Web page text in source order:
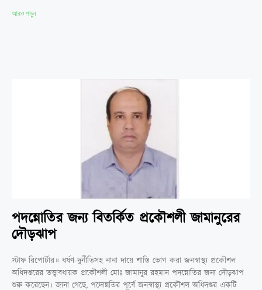
আরও পড়ুন
পদন্নোতির জন্য বিতর্কিত প্রকৌশলী জামানুরের
দৌড়ঝাপ
স্টাফ রিপোর্টার॥ ধর্ষণ-দুর্নীতিসহ নানা দায়ে শাস্তি ভোগ করা জনস্বাস্থ্য প্রকৌশল
অধিদপ্তরের তত্ত্বাবধায়ক প্রকৌশলী মোঃ জামানুর রহমান পদন্নোতির জন্য দৌড়ঝাপ
শুরু করেছেন। জানা গেছে, পদোন্নতির পূর্বে জনস্বাস্থ্য প্রকৌশল অধিদপ্তর একটি